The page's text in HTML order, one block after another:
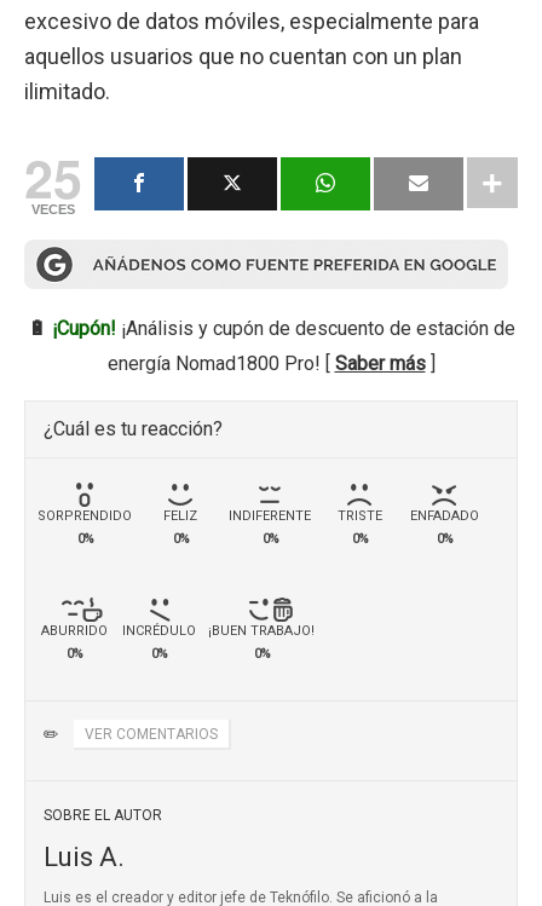
excesivo de datos móviles, especialmente para
aquellos usuarios que no cuentan con un plan
ilimitado.
25
VECES
🔋 ¡Cupón! ¡Análisis y cupón de descuento de estación de
energía Nomad1800 Pro! [ Saber más]
¿Cuál es tu reacción?
SORPRENDIDO
0%
FELIZ
0%
INDIFERENTE
0%
TRISTE
0%
ENFADADO
0%
ABURRIDO
0%
INCRÉDULO
0%
¡BUEN TRABAJO!
0%
✏️ VER COMENTARIOS
SOBRE EL AUTOR
Luis A.
Luis es el creador y editor jefe de Teknófilo. Se aficionó a la